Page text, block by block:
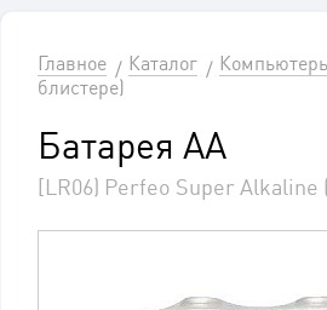
Главное Каталог
блистере)
Батарея АА
[LR06) Perfeo Super